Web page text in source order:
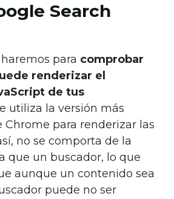
Search
para comprobar
renderizar el
de tus
utiliza la versión más
Chrome para renderizar las
no se comporta de la
que un buscador, lo que
aunque un contenido sea
puede no ser